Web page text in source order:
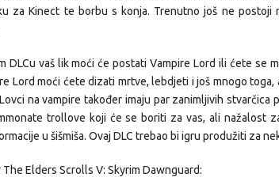
za Kinect te borbu s konja. Trenutno još ne postoji
DLCu vaš lik moći će postati Vampire Lord ili ćete se
Lord moći ćete dizati mrtve, lebdjeti i još mnogo
na vampire također imaju par zanimljivih
trollove koji će se boriti za vas, ali nažalost
u šišmiša. Ovaj DLC trebao bi igru produžiti za
The Elders Scrolls V: Skyrim Dawnguard: